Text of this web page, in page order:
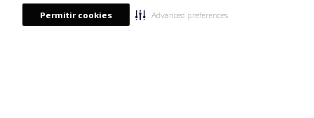
Permitir cookies Advanced preferences